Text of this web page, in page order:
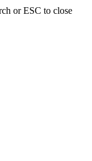
or ESC to close